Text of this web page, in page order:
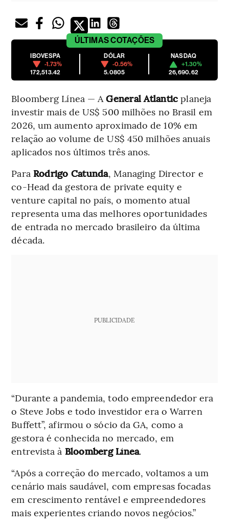
ÚLTIMASCOTAÇÕES
IBOVESPA
-1.73%
172,513.42
DÓLAR
-0.56%
5.0805
NASDAQ
+1.30%
26,690.62
Bloomberg Línea — AGeneral Atlantic planeja
investir mais de US$ 500 milhões no Brasil em
2026, um aumento aproximado de 10% em
relação ao volume de US$ 450 milhões anuais
aplicados nos últimos três anos.
Para Rodrigo Catunda, Managing Director e
co-Head da gestora de private equity e
venture capital no país, o momento atual
representa uma das melhores oportunidades
de entrada no mercado brasileiro da última
década.
PUBLICIDADE
“Durante a pandemia, todo empreendedor era
o Steve Jobs e todo investidor era o Warren
Buffett”, afirmou o sócio da GA, como a
gestora é conhecida no mercado, em
entrevista à Bloomberg Línea.
“Após a correção do mercado, voltamos a um
cenário mais saudável, com empresas focadas
em crescimento rentável e empreendedores
mais experientes criando novos negócios.”